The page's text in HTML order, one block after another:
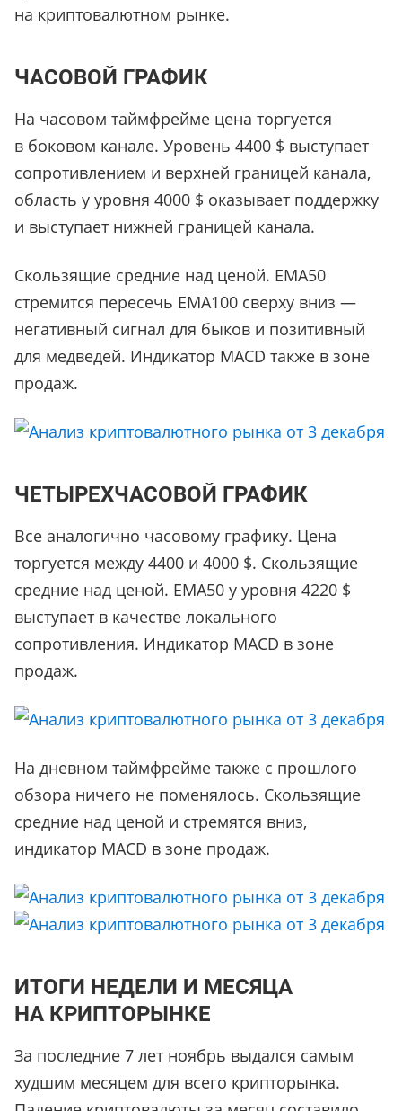
на криптовалютном рынке.
ЧАСОВОЙ ГРАФИК
На часовом таймфрейме цена торгуется
в боковом канале. Уровень 4400 $ выступает
сопротивлением и верхней границей канала,
область у уровня 4000 $ оказывает поддержку
и выступает нижней границей канала.
Скользящие средние над ценой. ЕМА50
стремится пересечь ЕМА100 сверху вниз —
негативный сигнал для быков и позитивный
для медведей. Индикатор MACD также в зоне
продаж.
ЧЕТЫРЕХЧАСОВОЙ ГРАФИК
Все аналогично часовому графику. Цена
торгуется между 4400 и 4000 $. Скользящие
средние над ценой. ЕМА50 у уровня 4220 $
выступает в качестве локального
сопротивления. Индикатор MACD в зоне
продаж.
На дневном таймфрейме также с прошлого
обзора ничего не поменялось. Скользящие
средние над ценой и стремятся вниз,
индикатор MACD в зоне продаж.
ИТОГИ НЕДЕЛИ И МЕСЯЦА
НА КРИПТОРЫНКЕ
За последние 7 лет ноябрь выдался самым
худшим месяцем для всего крипторынка.